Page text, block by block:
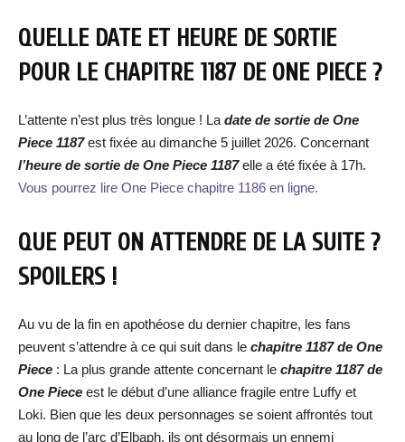
QUELLE DATE ET HEURE DE SORTIE
POUR LE CHAPITRE 1187 DE ONE PIECE ?
L’attente n’est plus très longue ! La date de sortie de One
Piece 1187est fixée au dimanche 5 juillet 2026. Concernant
l’heure de sortie de One Piece 1187elle a été fixée à 17h.
Vous pourrez lire One Piece chapitre 1186 en ligne.
QUE PEUT ON ATTENDRE DE LA SUITE ?
SPOILERS !
Au vu de la fin en apothéose du dernier chapitre, les fans
peuvent s’attendre à ce qui suit dans le chapitre 1187 de One
Piece : La plus grande attente concernant le chapitre 1187 de
One Piece est le début d’une alliance fragile entre Luffy et
Loki. Bien que les deux personnages se soient affrontés tout
au long de l’arc d’Elbaph, ils ont désormais un ennemi